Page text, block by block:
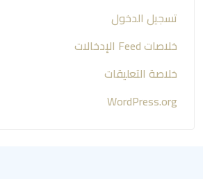
تسجيل الدخول
خلاصات Feed الإدخالات
خلاصة التعليقات
WordPress.org